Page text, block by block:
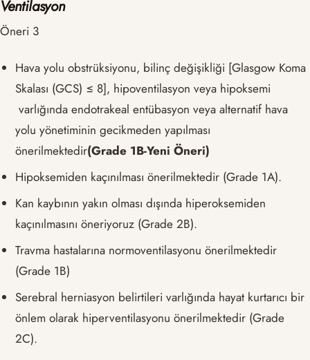
Ventilasyon
Öneri 3
Hava yolu obstrüksiyonu, bilinç değişikliği [Glasgow Koma
Skalası (GCS) ≤ 8], hipoventilasyon veya hipoksemi
varlığında endotrakeal entübasyon veya alternatif hava
yolu yönetiminin gecikmeden yapılması
önerilmektedir(Grade 1B-Yeni Öneri)
Hipoksemiden kaçınılması önerilmektedir (Grade 1A).
Kan kaybının yakın olması dışında hiperoksemiden
kaçınılmasını öneriyoruz (Grade 2B).
Travma hastalarına normoventilasyonu önerilmektedir
(Grade 1B)
Serebral herniasyon belirtileri varlığında hayat kurtarıcı bir
önlem olarak hiperventilasyonu önerilmektedir (Grade
2C).